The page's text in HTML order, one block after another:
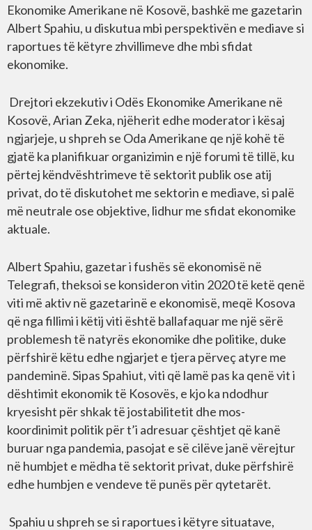
Ekonomike Amerikane në Kosovë, bashkë me gazetarin
Albert Spahiu, u diskutua mbi perspektivën e mediave si
raportues të këtyre zhvillimeve dhe mbi sfidat
ekonomike.
Drejtori ekzekutiv i Odës Ekonomike Amerikane në
Kosovë, Arian Zeka, njëherit edhe moderator i kësaj
ngjarjeje, u shpreh se Oda Amerikane qe një kohë të
gjatë ka planifikuar organizimin e një forumi të tillë, ku
përtej këndvështrimeve të sektorit publik ose atij
privat, do të diskutohet me sektorin e mediave, si palë
më neutrale ose objektive, lidhur me sfidat ekonomike
aktuale.
Albert Spahiu, gazetar i fushës së ekonomisë në
Telegrafi, theksoi se konsideron vitin 2020 të ketë qenë
viti më aktiv në gazetarinë e ekonomisë, meqë Kosova
që nga fillimi i këtij viti është ballafaquar me një sërë
problemesh të natyrës ekonomike dhe politike, duke
përfshirë këtu edhe ngjarjet e tjera përveç atyre me
pandeminë. Sipas Spahiut, viti që lamë pas ka qenë vit i
dështimit ekonomik të Kosovës, e kjo ka ndodhur
kryesisht për shkak të jostabilitetit dhe mos-
koordinimit politik për t’i adresuar çështjet që kanë
buruar nga pandemia, pasojat e së cilëve janë vërejtur
në humbjet e mëdha të sektorit privat, duke përfshirë
edhe humbjen e vendeve të punës për qytetarët.
Spahiu u shpreh se si raportues i këtyre situatave,